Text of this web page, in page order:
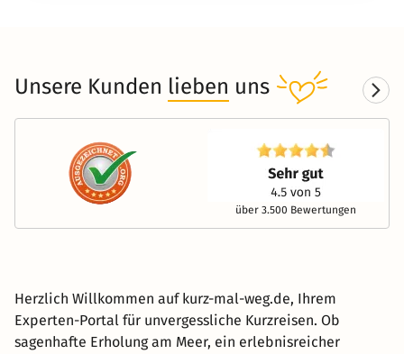
Unsere Kunden lieben uns
über 3.500 Bewertungen
Herzlich Willkommen auf kurz-mal-weg.de, Ihrem
Experten-Portal für unvergessliche Kurzreisen. Ob
sagenhafte Erholung am Meer, ein erlebnisreicher